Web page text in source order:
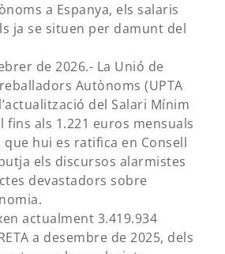
a Espanya, els salaris
ja se situen per damunt del
de 2026.- La Unió de
Autònoms (UPTA
del Salari Mínim
als 1.221 euros mensuals
que hui es ratifica en Consell
els discursos alarmistes
devastadors sobre
actualment 3.419.934
a desembre de 2025, dels